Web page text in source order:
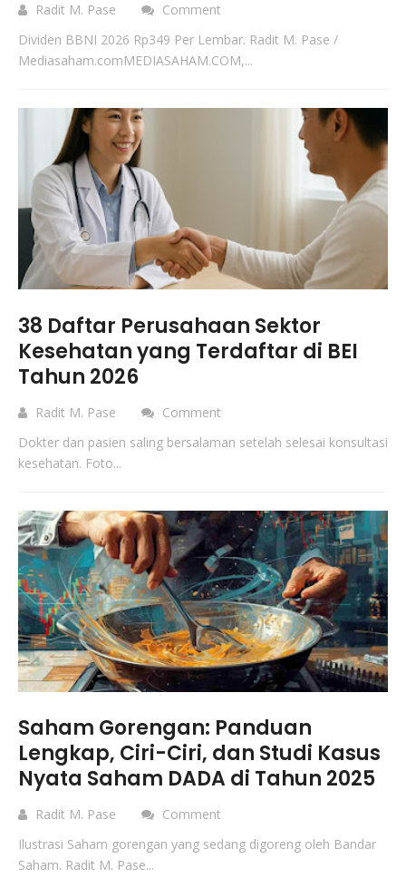
Radit M. Pase
Comment
Dividen BBNI 2026 Rp349 Per Lembar. Radit M. Pase /
Mediasaham.comMEDIASAHAM.COM,...
38 Daftar Perusahaan Sektor
Kesehatan yang Terdaftar di BEI
Tahun 2026
Radit M. Pase
Comment
Dokter dan pasien saling bersalaman setelah selesai konsultasi
kesehatan. Foto...
Saham Gorengan: Panduan
Lengkap, Ciri-Ciri, dan Studi Kasus
Nyata Saham DADA di Tahun 2025
Radit M. Pase
Comment
Ilustrasi Saham gorengan yang sedang digoreng oleh Bandar
Saham. Radit M. Pase...